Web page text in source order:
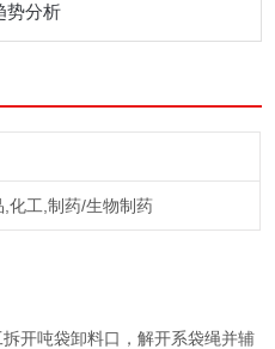
势分析
化工,制药/生物制药
开吨袋卸料口，解开系袋绳并辅